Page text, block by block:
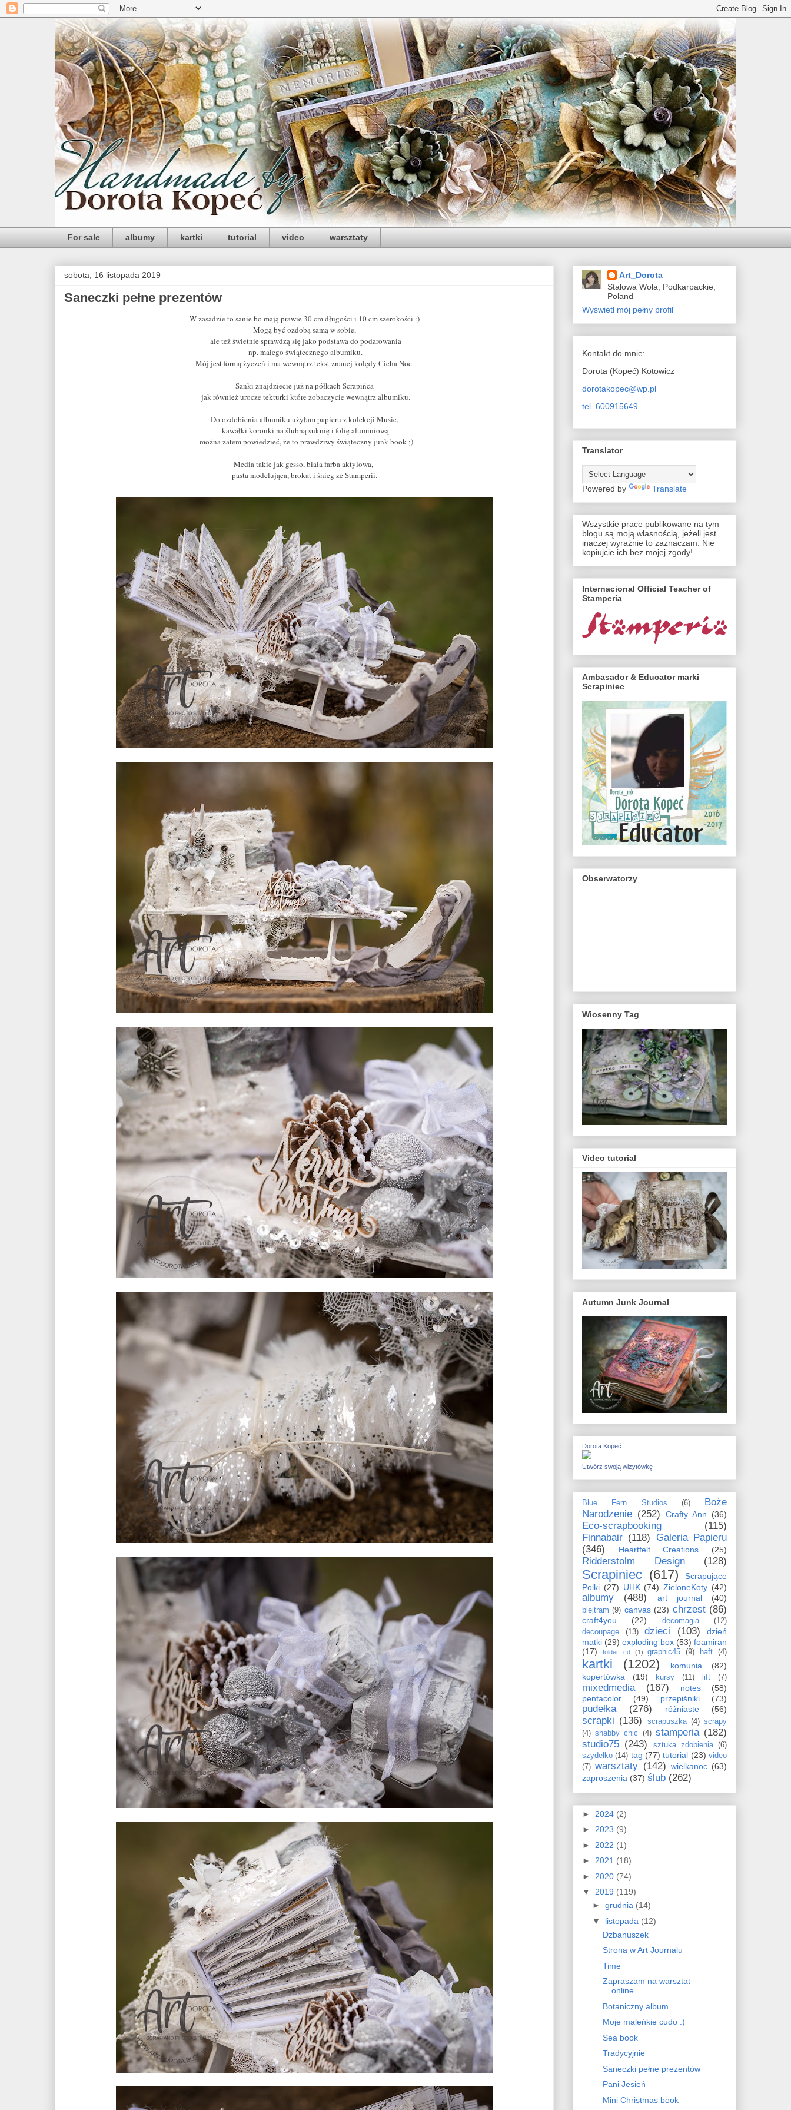
For sale albumy kartki tutorial video warsztaty
sobota, 16 listopada 2019
Saneczki pełne prezentów
W zasadzie to sanie bo mają prawie 30 cm długości i 10 cm szerokości :)
Mogą być ozdobą samą w sobie,
ale też świetnie sprawdzą się jako podstawa do podarowania
np. małego świątecznego albumiku.
Mój jest formą życzeń i ma wewnątrz tekst znanej kolędy Cicha Noc.
Sanki znajdziecie już na półkach Scrapińca
jak również urocze tekturki które zobaczycie wewnątrz albumiku.
Do ozdobienia albumiku użyłam papieru z kolekcji Music,
kawałki koronki na ślubną suknię i folię aluminiową
- można zatem powiedzieć, że to prawdziwy świąteczny junk book ;)
Media takie jak gesso, biała farba aktylowa,
pasta modelująca, brokat i śnieg ze Stamperii.
Art_Dorota
Stalowa Wola, Podkarpackie,
Poland
Wyświetl mój pełny profil
Kontakt do mnie:
Dorota (Kopeć) Kotowicz
dorotakopec@wp.pl
tel. 600915649
Translator
Powered by Translate
Wszystkie prace publikowane na tym
blogu są moją własnością, jeżeli jest
inaczej wyraźnie to zaznaczam. Nie
kopiujcie ich bez mojej zgody!
Internacional Official Teacher of
Stamperia
Ambasador & Educator marki
Scrapiniec
Obserwatorzy
Wiosenny Tag
Video tutorial
Autumn Junk Journal
Dorota Kopeć
Utwórz swoją wizytówkę
Blue Fern Studios (6)
Boże
Narodzenie (252) Crafty Ann (36)
Eco-scrapbooking
(115)
Finnabair (118)
Galeria Papieru
(346)
Heartfelt Creations (25)
Ridderstolm Design (128)
Scrapiniec (617)
Scrapujące
Polki (27) UHK (74) ZieloneKoty (42)
albumy (488) art journal (40)
blejtram (9) canvas (23) chrzest (86)
craft4you (22) decomagia
(12)
decoupage
(13) dzieci (103)
dzień
matki (29) exploding box (53) foamiran
(17)
folder cd (1) graphic45 (9) haft (4)
kartki (1202) komunia
(82)
kopertówka
(19) kursy (11) lift (7)
mixedmedia (167) notes
(58)
pentacolor
(49) przepiśniki (73)
pudełka (276) różniaste (56)
scrapki (136) scrapuszka (4) scrapy
(4) shabby chic (4) stamperia (182)
studio75 (243) sztuka zdobienia (6)
szydełko (14) tag (77) tutorial (23) video
(7) warsztaty (142) wielkanoc (63)
zaproszenia (37) ślub (262)
► 2024 (2)
► 2023 (9)
► 2022 (1)
► 2021 (18)
► 2020 (74)
▼ 2019 (119)
► grudnia (14)
▼ listopada (12)
Dzbanuszek
Strona w Art Journalu
Time
Zapraszam na warsztat
online
Botaniczny album
Moje maleńkie cudo :)
Sea book
Tradycyjnie
Saneczki pełne prezentów
Pani Jesień
Mini Christmas book